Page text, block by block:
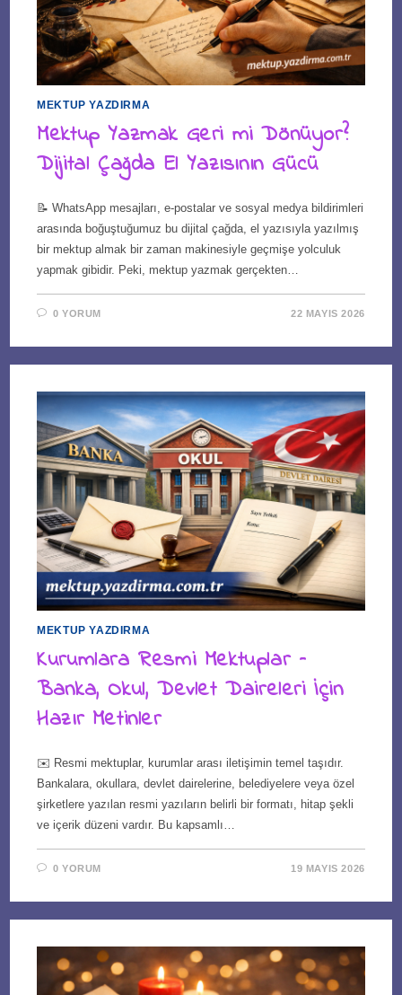
MEKTUP YAZDIRMA
Mektup Yazmak Geri mi Dönüyor?
Dijital Çağda El Yazısının Gücü
📝 WhatsApp mesajları, e-postalar ve sosyal medya bildirimleri
arasında boğuştuğumuz bu dijital çağda, el yazısıyla yazılmış
bir mektup almak bir zaman makinesiyle geçmişe yolculuk
yapmak gibidir. Peki, mektup yazmak gerçekten…
0 YORUM 22 MAYIS 2026
MEKTUP YAZDIRMA
Kurumlara Resmi Mektuplar –
Banka, Okul, Devlet Daireleri İçin
Hazır Metinler
✉️ Resmi mektuplar, kurumlar arası iletişimin temel taşıdır.
Bankalara, okullara, devlet dairelerine, belediyelere veya özel
şirketlere yazılan resmi yazıların belirli bir formatı, hitap şekli
ve içerik düzeni vardır. Bu kapsamlı…
0 YORUM 19 MAYIS 2026